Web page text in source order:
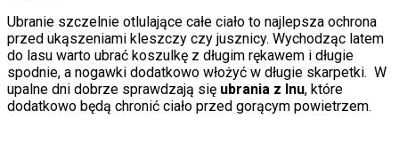
Ubranie szczelnie otlulające całe ciało to najlepsza ochrona
przed ukąszeniami kleszczy czy jusznicy. Wychodząc latem
do lasu warto ubrać koszulkę z długim rękawem i długie
spodnie, a nogawki dodatkowo włożyć w długie skarpetki. W
upalne dni dobrze sprawdzają się ubrania z lnu, które
dodatkowo będą chronić ciało przed gorącym powietrzem.